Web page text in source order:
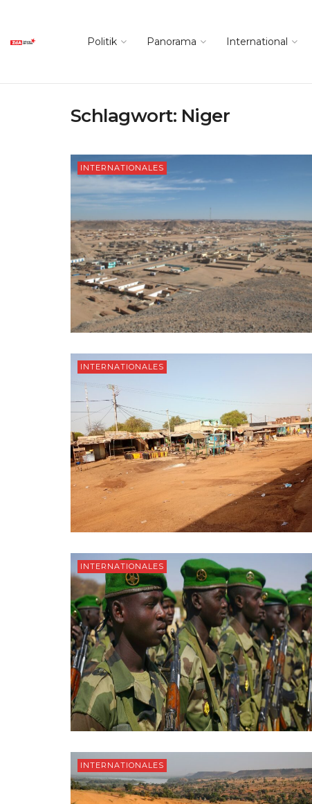
Politik Panorama International
Schlagwort: Niger
INTERNATIONALES
INTERNATIONALES
INTERNATIONALES
INTERNATIONALES